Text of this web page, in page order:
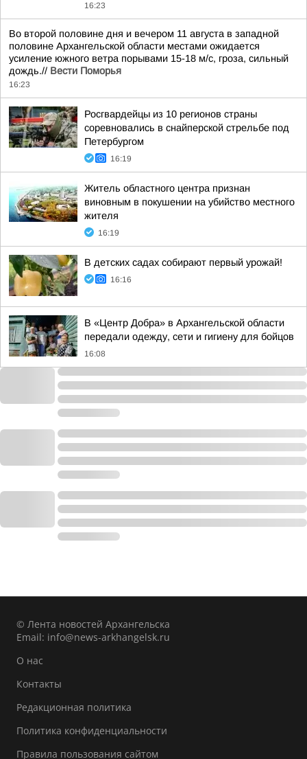
16:23
Во второй половине дня и вечером 11 августа в западной
половине Архангельской области местами ожидается
усиление южного ветра порывами 15-18 м/с, гроза, сильный
дождь.// Вести Поморья
16:23
Росгвардейцы из 10 регионов страны
соревновались в снайперской стрельбе под
Петербургом
16:19
Житель областного центра признан
виновным в покушении на убийство местного
жителя
16:19
В детских садах собирают первый урожай!
16:16
В «Центр Добра» в Архангельской области
передали одежду, сети и гигиену для бойцов
16:08
© Лента новостей Архангельска
Email: info@news-arkhangelsk.ru
О нас
Контакты
Редакционная политика
Политика конфиденциальности
Правила пользования сайтом